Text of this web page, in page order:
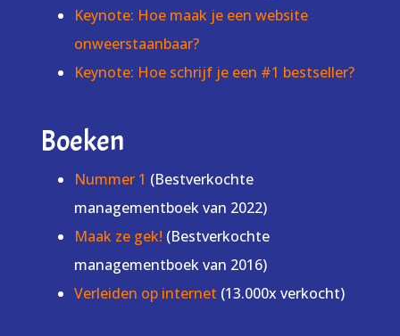
Keynote: Hoe maak je een website
onweerstaanbaar?
Keynote: Hoe schrijf je een #1 bestseller?
Boeken
Nummer 1 (Bestverkochte
managementboek van 2022)
Maak ze gek! (Bestverkochte
managementboek van 2016)
Verleiden op internet (13.000x verkocht)